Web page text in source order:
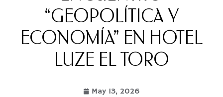
“GEOPOLÍTICA Y
ECONOMÍA” EN HOTEL
LUZE EL TORO
May 13, 2026